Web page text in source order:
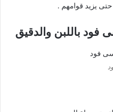
يزيد قوامهم .
باللبن والدقيق